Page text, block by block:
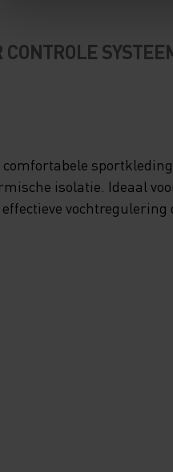
isolatie. Ideaal
effectieve